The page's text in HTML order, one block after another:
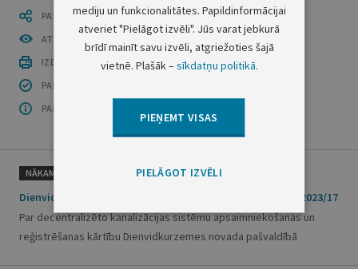
PASTĀSTI CITIEM
ATVĒRT PUBLIKĀCIJU (PDF)
IZDRUKĀT PUBLIKĀCIJU
PAR INFORMĀCIJAS DROŠĪBU
PAR ŠO GRUPU
NĀKAMAIS
Dienvidkurzemes novada domes saistošie noteikumi Nr. 2023/17
Par decentralizēto kanalizācijas sistēmu apsaimniekošanas un
reģistrēšanas kārtību Dienvidkurzemes novada pašvaldībā
mediju un funkcionalitātes. Papildinformācijai
atveriet "Pielāgot izvēli". Jūs varat jebkurā
brīdī mainīt savu izvēli, atgriežoties šajā
vietnē. Plašāk –sīkdatņu politikā.
PIEŅEMT VISAS
PIELĀGOT IZVĒLI